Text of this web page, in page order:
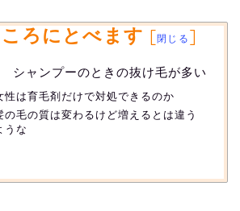
ろにとべます [閉じる ]
シャンプーのときの抜け毛が多い
性は育毛剤だけで対処できるのか
の毛の質は変わるけど増えるとは違う
うな